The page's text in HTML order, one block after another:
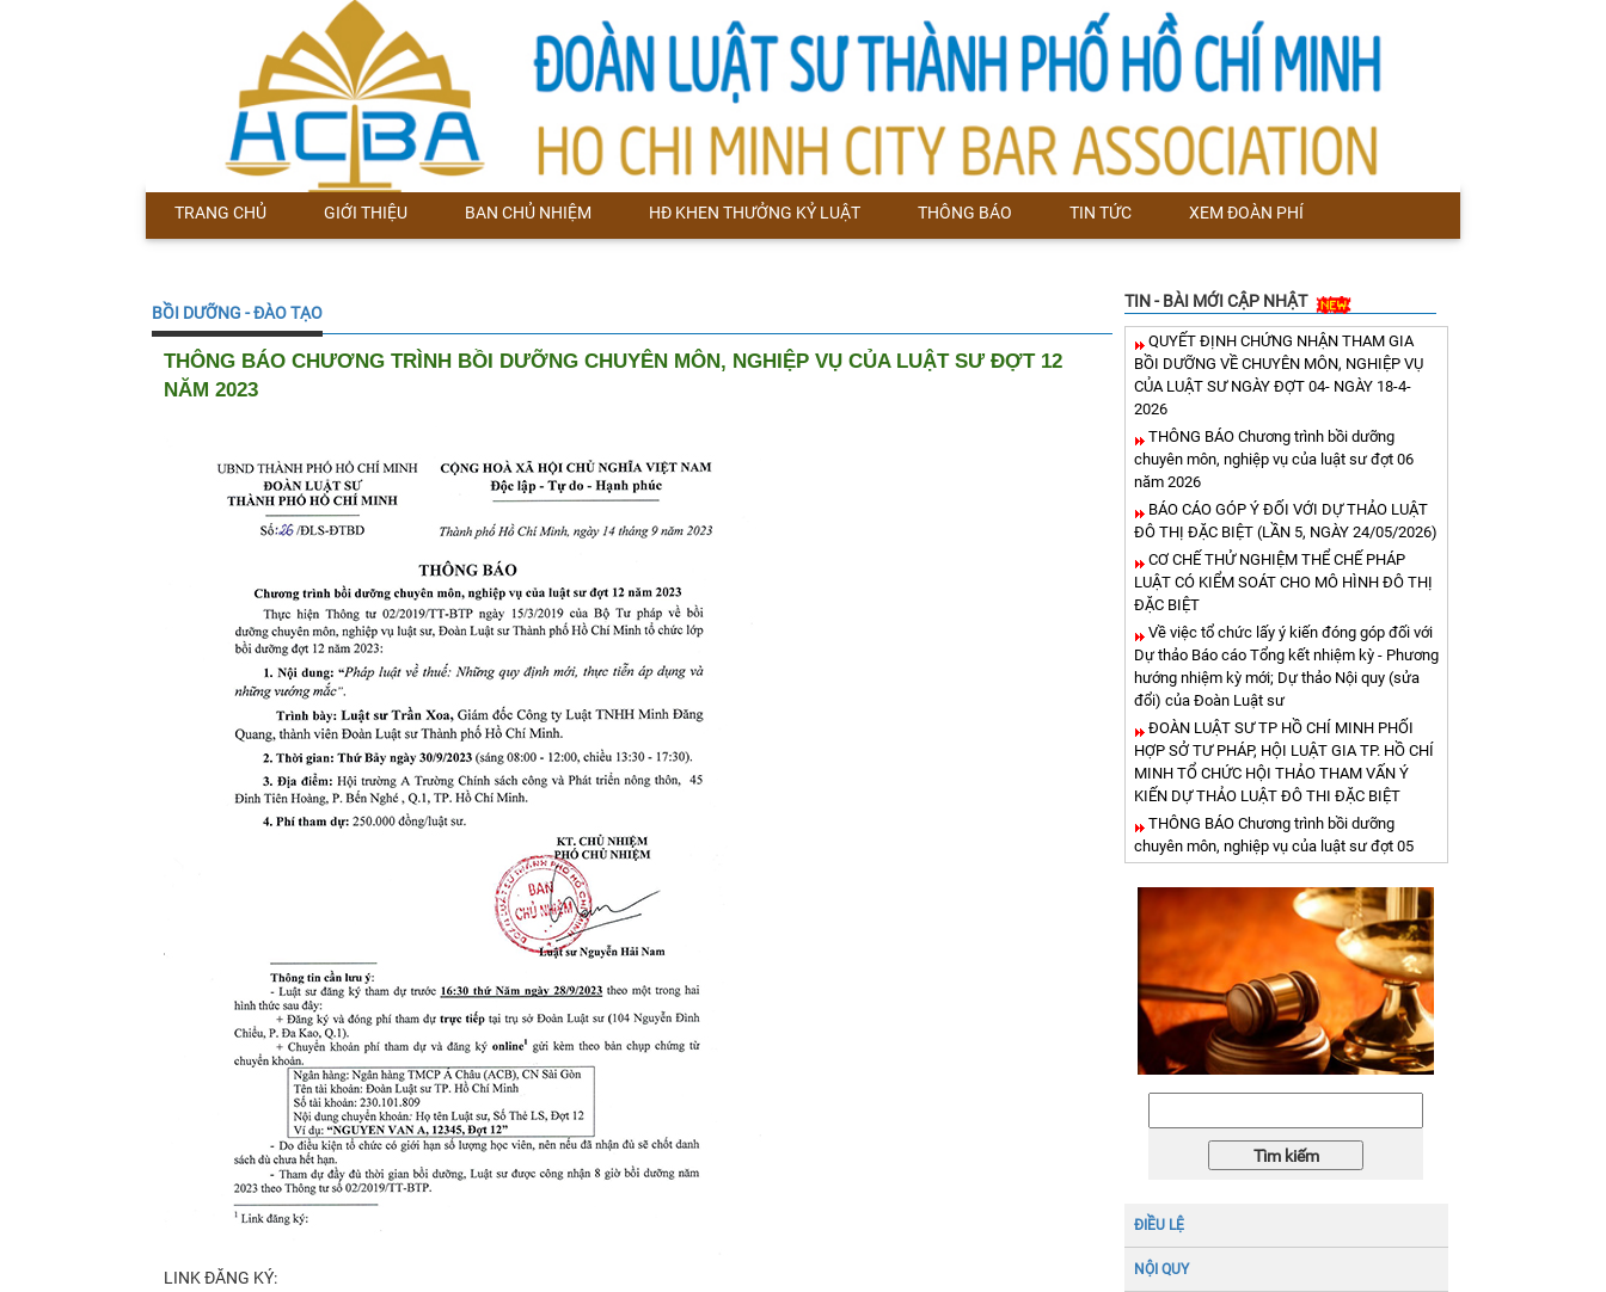
TRANG CHỦ GIỚI THIỆU BAN CHỦ NHIỆM HĐ KHEN THƯỞNG KỶ LUẬT THÔNG BÁO TIN TỨC XEM ĐOÀN PHÍ
BỒI DƯỠNG - ĐÀO TẠO
THÔNG BÁO CHƯƠNG TRÌNH BỒI DƯỠNG CHUYÊN MÔN, NGHIỆP VỤ CỦA LUẬT SƯ ĐỢT 12
NĂM 2023
LINK ĐĂNG KÝ:
TIN - BÀI MỚI CẬP NHẬT
QUYẾT ĐỊNH CHỨNG NHẬN THAM GIA
BỒI DƯỠNG VỀ CHUYÊN MÔN, NGHIỆP VỤ
CỦA LUẬT SƯ NGÀY ĐỢT 04- NGÀY 18-4-
2026
THÔNG BÁO Chương trình bồi dưỡng
chuyên môn, nghiệp vụ của luật sư đợt 06
năm 2026
BÁO CÁO GÓP Ý ĐỐI VỚI DỰ THẢO LUẬT
ĐÔ THỊ ĐẶC BIỆT (LẦN 5, NGÀY 24/05/2026)
CƠ CHẾ THỬ NGHIỆM THỂ CHẾ PHÁP
LUẬT CÓ KIỂM SOÁT CHO MÔ HÌNH ĐÔ THỊ
ĐẶC BIỆT
Về việc tổ chức lấy ý kiến đóng góp đối với
Dự thảo Báo cáo Tổng kết nhiệm kỳ - Phương
hướng nhiệm kỳ mới; Dự thảo Nội quy (sửa
đổi) của Đoàn Luật sư
ĐOÀN LUẬT SƯ TP HỒ CHÍ MINH PHỐI
HỢP SỞ TƯ PHÁP, HỘI LUẬT GIA TP. HỒ CHÍ
MINH TỔ CHỨC HỘI THẢO THAM VẤN Ý
KIẾN DỰ THẢO LUẬT ĐÔ THI ĐẶC BIỆT
THÔNG BÁO Chương trình bồi dưỡng
chuyên môn, nghiệp vụ của luật sư đợt 05
năm 2026
QUYẾT ĐỊNH CHỨNG NHẬN THAM GIA
BỒI DƯỠNG VỀ CHUYÊN MÔN, NGHIỆP VỤ
CỦA LUẬT SƯ NGÀY ĐỢT 03- NGÀY 18-4-
2026
QUYẾT ĐỊNH VỀ VIỆC ĐĂNG KÝ TẬP SỰ
HÀNH NGHỀ LUẬT SƯ ĐỢT 46
THÔNG BÁO Chương trình bồi dưỡng
chuyên môn, nghiệp vụ của luật sư đợt 04
ĐIỀU LỆ
NỘI QUY